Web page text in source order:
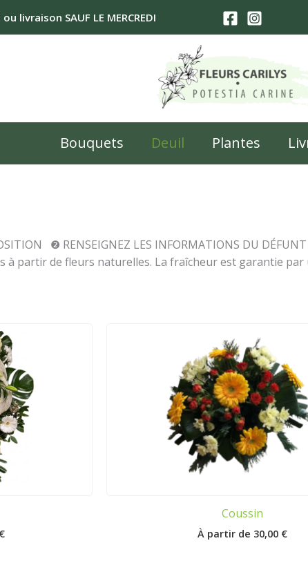
livraison SAUF LE MERCREDI
Bouquets Deuil Plantes
❷ RENSEIGNEZ LES INFORMATIONS DU
à partir de fleurs naturelles. La fraîcheur est garantie
€
Coussin
30,00 €